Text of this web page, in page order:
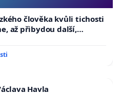
člověka kvůli tichosti
až přibydou další,
Havla